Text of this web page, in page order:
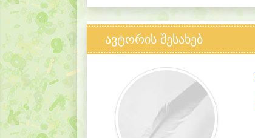
ავტორის შესახებ